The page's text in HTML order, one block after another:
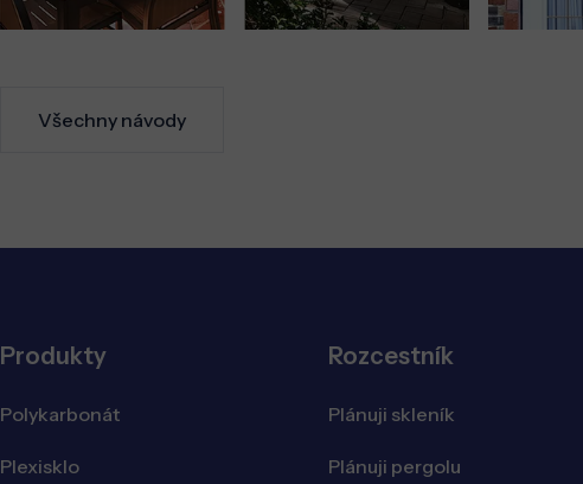
Všechny návody
Produkty
Polykarbonát
Plexisklo
Rozcestník
Plánuji skleník
Plánuji pergolu